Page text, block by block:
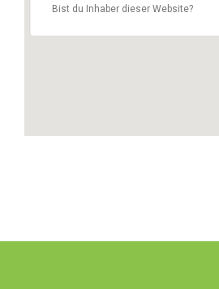
Bist du Inhaber dieser Website?